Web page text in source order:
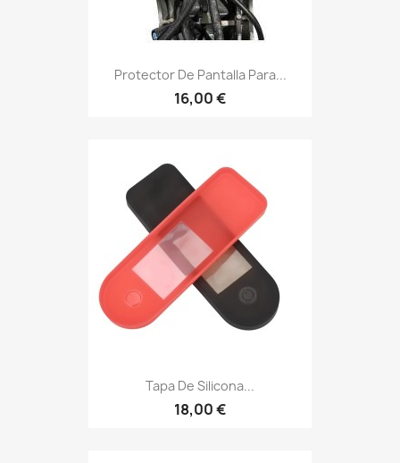
Protector De Pantalla Para...
16,00 €
Tapa De Silicona...
18,00 €